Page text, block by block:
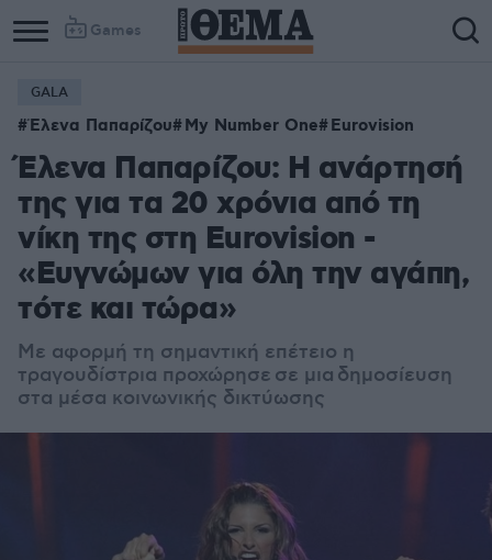
Games
GALA
Έλενα Παπαρίζου My Number One Eurovision
Έλενα Παπαρίζου: Η ανάρτησή
της για τα 20 χρόνια από τη
νίκη της στη Eurovision -
«Ευγνώμων για όλη την αγάπη,
τότε και τώρα»
Με αφορμή τη σημαντική επέτειο η
τραγουδίστρια προχώρησε σε μια δημοσίευση
στα μέσα κοινωνικής δικτύωσης